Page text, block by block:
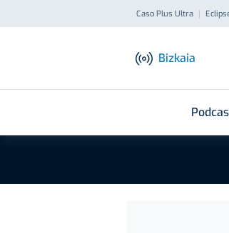
Caso Plus Ultra
Bizkaia